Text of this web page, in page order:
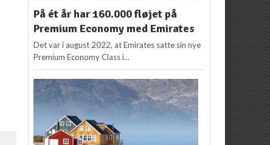
På ét år har 160.000 fløjet på
Premium Economy med Emirates
Det var i august 2022, at Emirates satte sin nye
Premium Economy Class i...